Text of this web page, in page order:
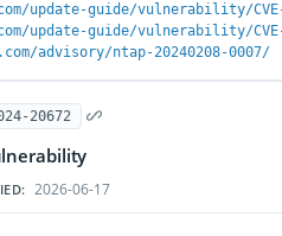
update-guide/vulnerability/CVE-
update-guide/vulnerability/CVE-
advisory/ntap-20240208-0007/
20672
2026-06-17